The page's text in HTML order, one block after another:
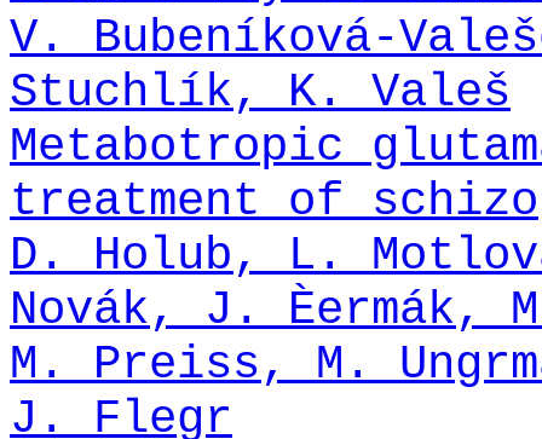
V. Bubeníková-
Stuchlík, K. Valeš
Metabotropic
treatment of
D. Holub, L.
Novák, J. Èermák,
M. Preiss, M.
J. Flegr